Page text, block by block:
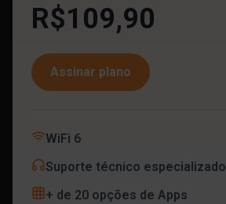
R$109,90
Assinar plano
WiFi 6
Suporte técnico especializado
+ de 20 opções de Apps